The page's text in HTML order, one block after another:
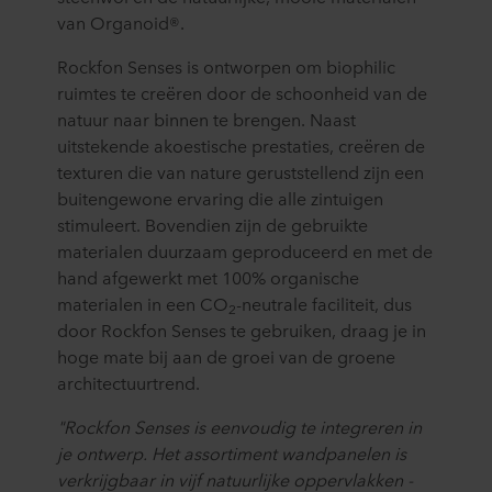
is aan dat in de EU/EER.
algemene beschrijvingen van de verzamelde informatie,
wie elke cookie plaatst, links naar het privacybeleid van
onze potentiële partners en hoe lang elke cookie op uw
apparatuur wordt opgeslagen. Indien u niet wilt dat onze
website cookies op uw computer kan opslaan, kunt u dat
aangeven in de cookiemelding die u te zien krijgt bij het
eerste bezoek aan onze website. U kunt verder zelf
bepalen voor welke doeleinden cookies mogen worden
gebruikt en dus informatie over u mag worden verwerkt
via cookies op onze websites.
U kunt uw toestemming op elk moment intrekken of
wijzigen door op het cookie-icoontje onderaan de website
te klikken.
Over ons gebruik van cookies kunt u meer lezen in de
rubriek ‘Over ons’, en over de verwerking van
van Organoid®.
Rockfon Senses is ontworpen om biophilic
ruimtes te creëren door de schoonheid van de
natuur naar binnen te brengen. Naast
uitstekende akoestische prestaties, creëren de
texturen die van nature geruststellend zijn een
buitengewone ervaring die alle zintuigen
stimuleert. Bovendien zijn de gebruikte
materialen duurzaam geproduceerd en met de
hand afgewerkt met 100% organische
materialen in een CO2-neutrale faciliteit, dus
door Rockfon Senses te gebruiken, draag je in
hoge mate bij aan de groei van de groene
architectuurtrend.
"Rockfon Senses is eenvoudig te integreren in
je ontwerp. Het assortiment wandpanelen is
verkrijgbaar in vijf natuurlijke oppervlakken -